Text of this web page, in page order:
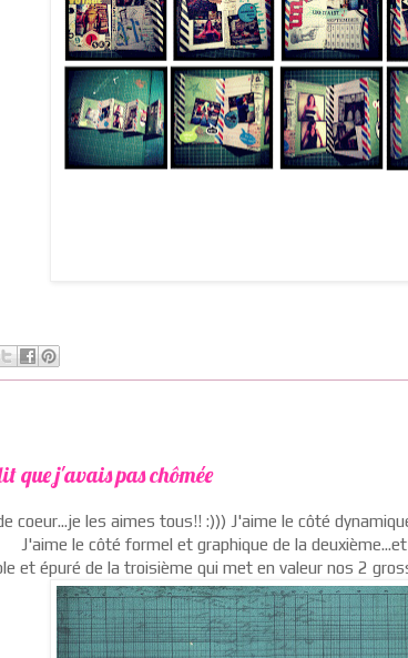
que j'avais pas chômée
coeur...je les aimes tous!! :))) J'aime le côté
J'aime le côté formel et graphique de la
et épuré de la troisième qui met en valeur nos 2